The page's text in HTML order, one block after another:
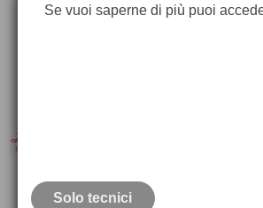
Se vuoi saperne di più puoi
Solo tecnici